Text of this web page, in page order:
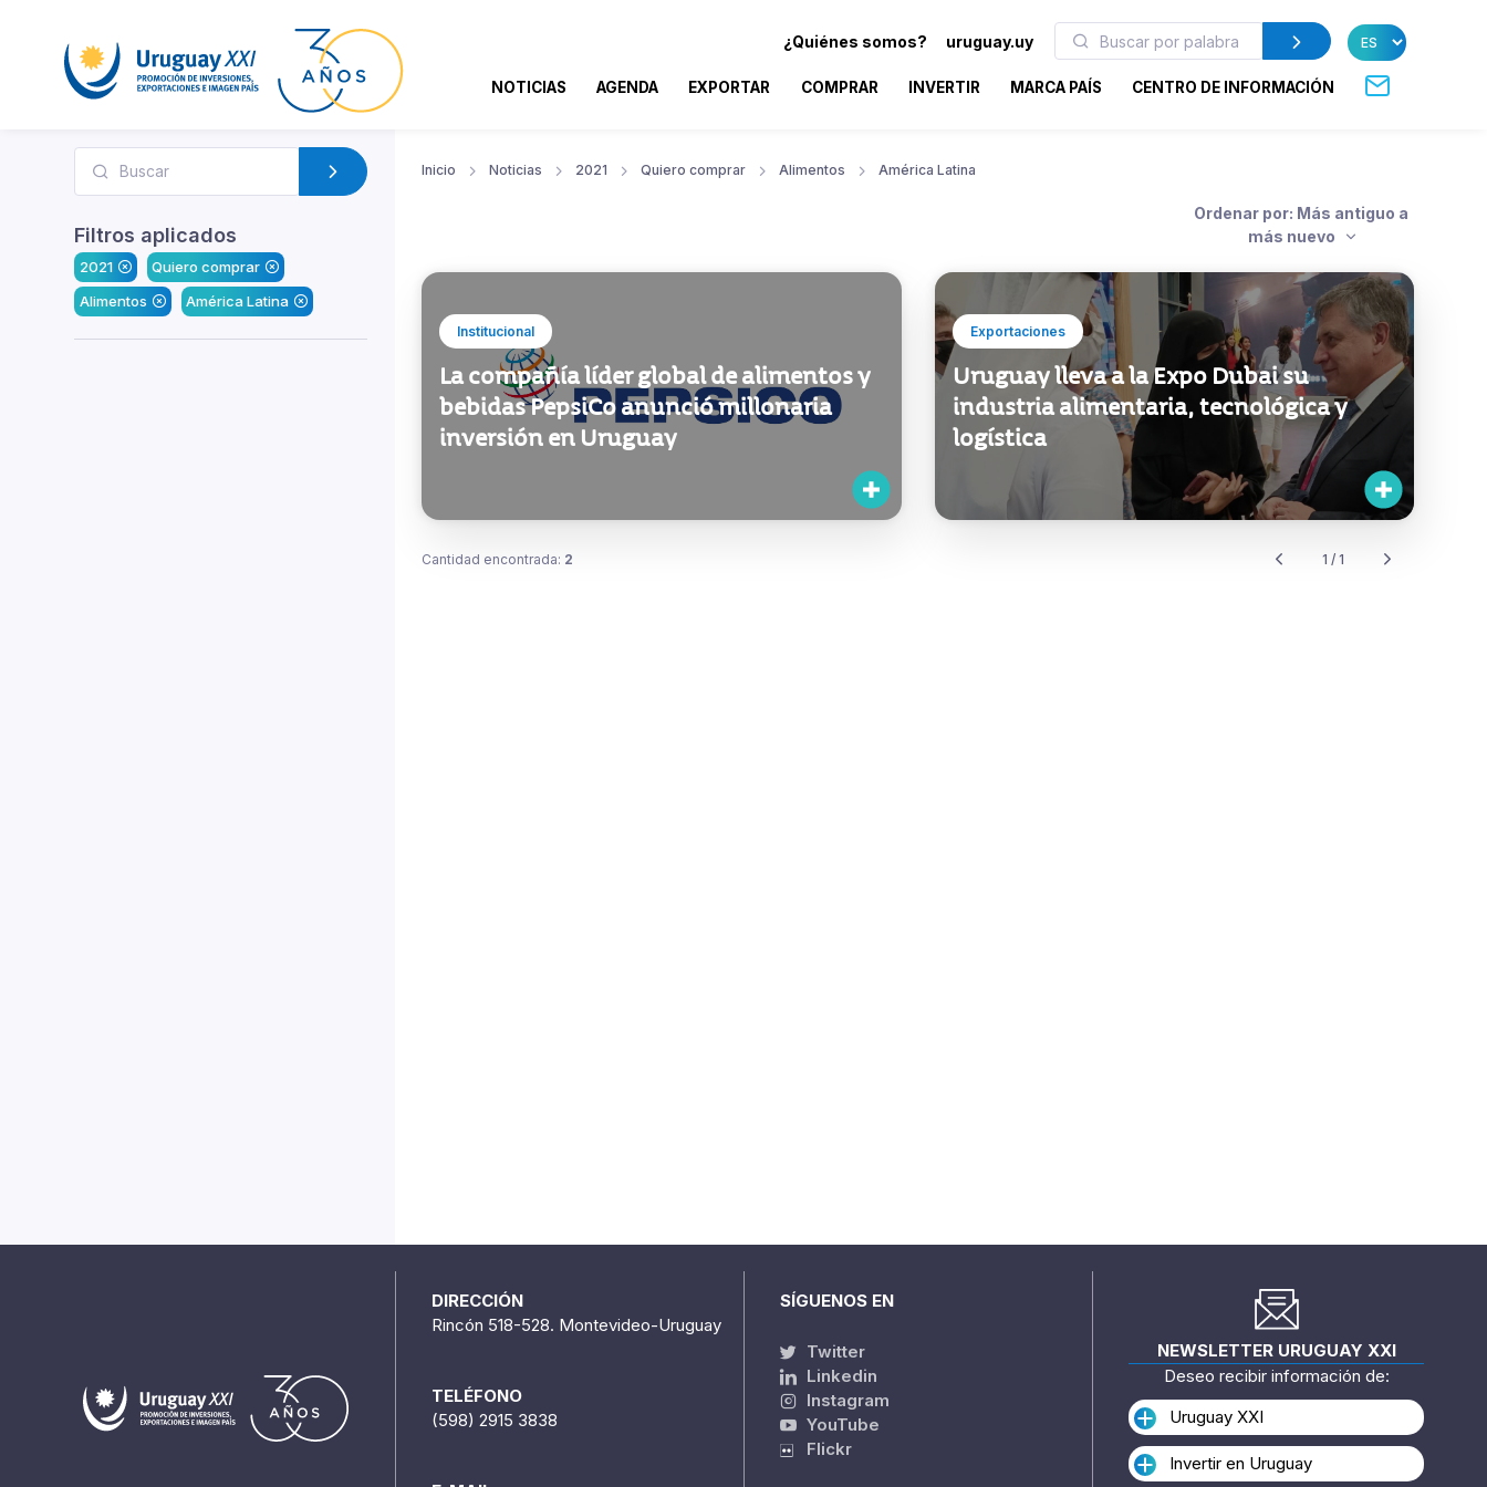
¿Quiénes somos? uruguay.uy
NOTICIAS AGENDA EXPORTAR COMPRAR INVERTIR MARCA PAÍS CENTRO DE INFORMACIÓN
Filtros aplicados
2021
Quiero comprar
Alimentos
América Latina
Inicio Noticias 2021 Quiero comprar Alimentos América Latina
Ordenar por: Más antiguo a
más nuevo
Institucional
La compañía líder global de alimentos y
bebidas PepsiCo anunció millonaria
inversión en Uruguay
Exportaciones
Uruguay lleva a la Expo Dubai su
industria alimentaria, tecnológica y
logística
Cantidad encontrada: 2 1 / 1
DIRECCIÓN
Rincón 518-528. Montevideo-Uruguay
TELÉFONO
(598) 2915 3838
SÍGUENOS EN
Twitter
Linkedin
Instagram
YouTube
Flickr
NEWSLETTER URUGUAY XXI
Deseo recibir información de:
Uruguay XXI
Invertir en Uruguay